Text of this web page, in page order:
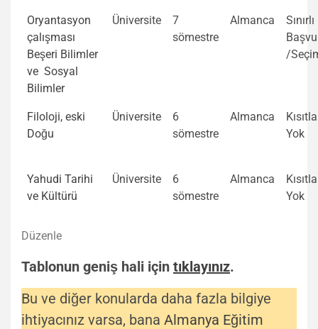
Düzenle
Oryantasyon
çalışması
Beşeri Bilimler
ve Sosyal
Bilimler
Üniversite
7
sömestre
Almanca
Sınırlı
/
Filoloji, eski
Doğu
Üniversite
6
sömestre
Almanca
Yok
Yahudi Tarihi
ve Kültürü
Üniversite
6
sömestre
Almanca
Yok
Tablonun geniş hali için tıklayınız.
Bu ve diğer konularda daha fazla bilgiye
ihtiyacınız varsa, bana Almanya Eğitim